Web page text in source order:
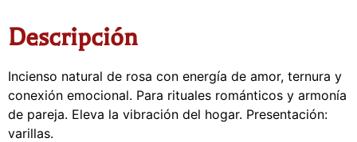
Descripción
Incienso natural de rosa con energía de amor, ternura y
conexión emocional. Para rituales románticos y armonía
de pareja. Eleva la vibración del hogar. Presentación:
varillas.